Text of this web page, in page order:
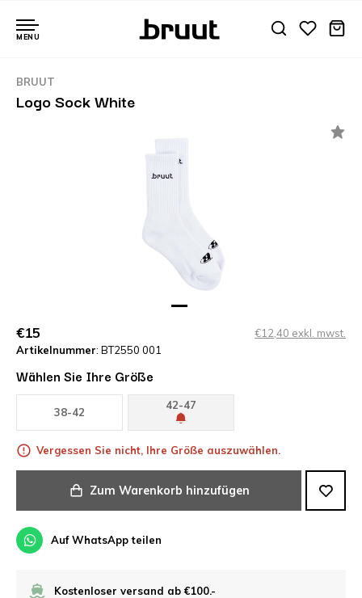
MENU
BRUUT
Logo Sock White
€15
€12,40 exkl. mwst.
Artikelnummer: BT2550 001
Wählen Sie Ihre Größe
38-42
42-47
Vergessen Sie nicht, Ihre Größe auszuwählen.
Zum Warenkorb hinzufügen
Auf WhatsApp teilen
Kostenloser versand ab €100.-